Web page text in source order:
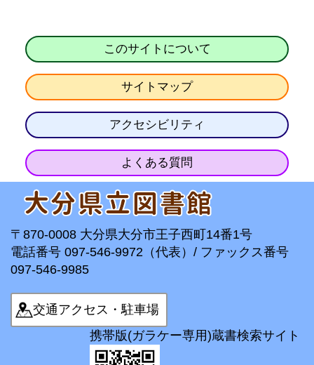
このサイトについて
サイトマップ
アクセシビリティ
よくある質問
〒870-0008 大分県大分市王子西町14番1号
電話番号 097-546-9972（代表）/ ファックス番号
097-546-9985
交通アクセス・駐車場
携帯版(ガラケー専用)蔵書検索サイト